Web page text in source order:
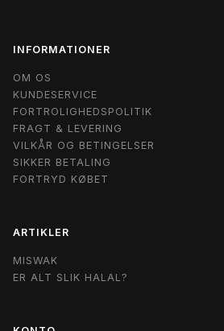
INFORMATIONER
OM OS
KUNDESERVICE
FORTROLIGHEDSPOLITIK
FRAGT & LEVERING
VILKÅR OG BETINGELSER
SIKKER BETALING
FORTRYD KØBET
ARTIKLER
MISWAK
ER ALT SLIK HALAL?